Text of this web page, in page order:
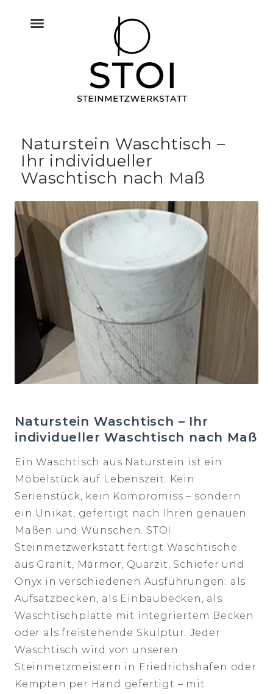
Naturstein Waschtisch –
Ihr individueller
Waschtisch nach Maß
Naturstein Waschtisch – Ihr
individueller Waschtisch nach Maß
Ein Waschtisch aus Naturstein ist ein
Möbelstück auf Lebenszeit. Kein
Serienstück, kein Kompromiss – sondern
ein Unikat, gefertigt nach Ihren genauen
Maßen und Wünschen. STOI
Steinmetzwerkstatt fertigt Waschtische
aus Granit, Marmor, Quarzit, Schiefer und
Onyx in verschiedenen Ausführungen: als
Aufsatzbecken, als Einbaubecken, als
Waschtischplatte mit integriertem Becken
oder als freistehende Skulptur. Jeder
Waschtisch wird von unseren
Steinmetzmeistern in Friedrichshafen oder
Kempten per Hand gefertigt – mit